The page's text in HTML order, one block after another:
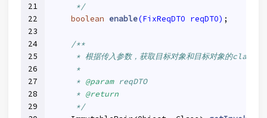
21
22
23
24
25
26
27
28
29
     */
boolean enable(FixReqDTO reqDTO) ;
/**
     * 根据传入参数，获取目标对象和目标对象的class
     *
     *
@param reqDTO
     *
@return
     */